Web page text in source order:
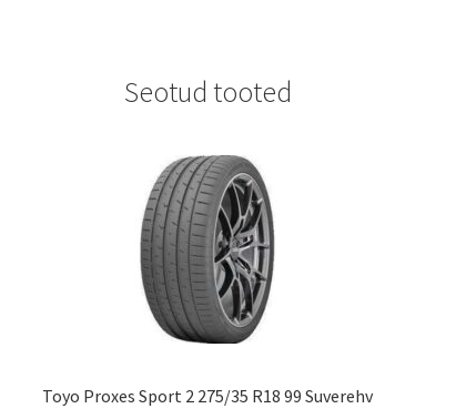
Seotud tooted
Toyo Proxes Sport 2 275/35 R18 99 Suverehv